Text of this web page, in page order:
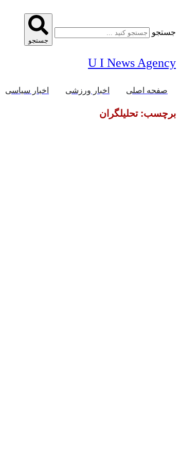
جستجو
جستجو
U I News Agency
صفحه اصلی اخبار ورزشی اخبار سیاسی
برچسب: تحلیلگران